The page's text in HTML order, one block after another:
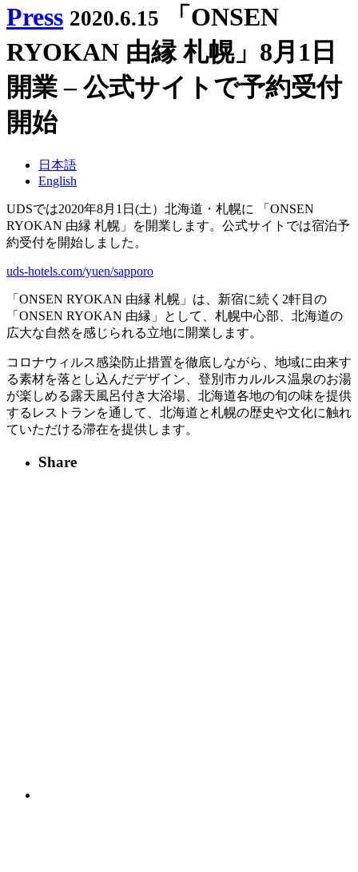
Press 2020.6.15
「ONSEN
RYOKAN 由縁 札幌」8月1日
開業 – 公式サイトで予約受付
開始
日本語
English
UDSでは2020年8月1日(土）北海道・札幌に 「ONSEN
RYOKAN 由縁 札幌」を開業します。公式サイトでは宿泊予
約受付を開始しました。
uds-hotels.com/yuen/sapporo
「ONSEN RYOKAN 由縁 札幌」は、新宿に続く2軒目の
「ONSEN RYOKAN 由縁」として、札幌中心部、北海道の
広大な自然を感じられる立地に開業します。
コロナウィルス感染防止措置を徹底しながら、地域に由来す
る素材を落とし込んだデザイン、登別市カルルス温泉のお湯
が楽しめる露天風呂付き大浴場、北海道各地の旬の味を提供
するレストランを通して、北海道と札幌の歴史や文化に触れ
ていただける滞在を提供します。
Share